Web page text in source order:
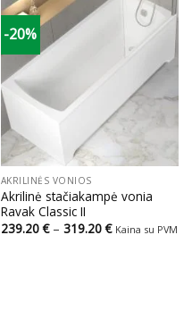
-20%
AKRILINĖS VONIOS
Akrilinė stačiakampė vonia
Ravak Classic II
239.20€ – 319.20€Price
range:
Kaina su PVM